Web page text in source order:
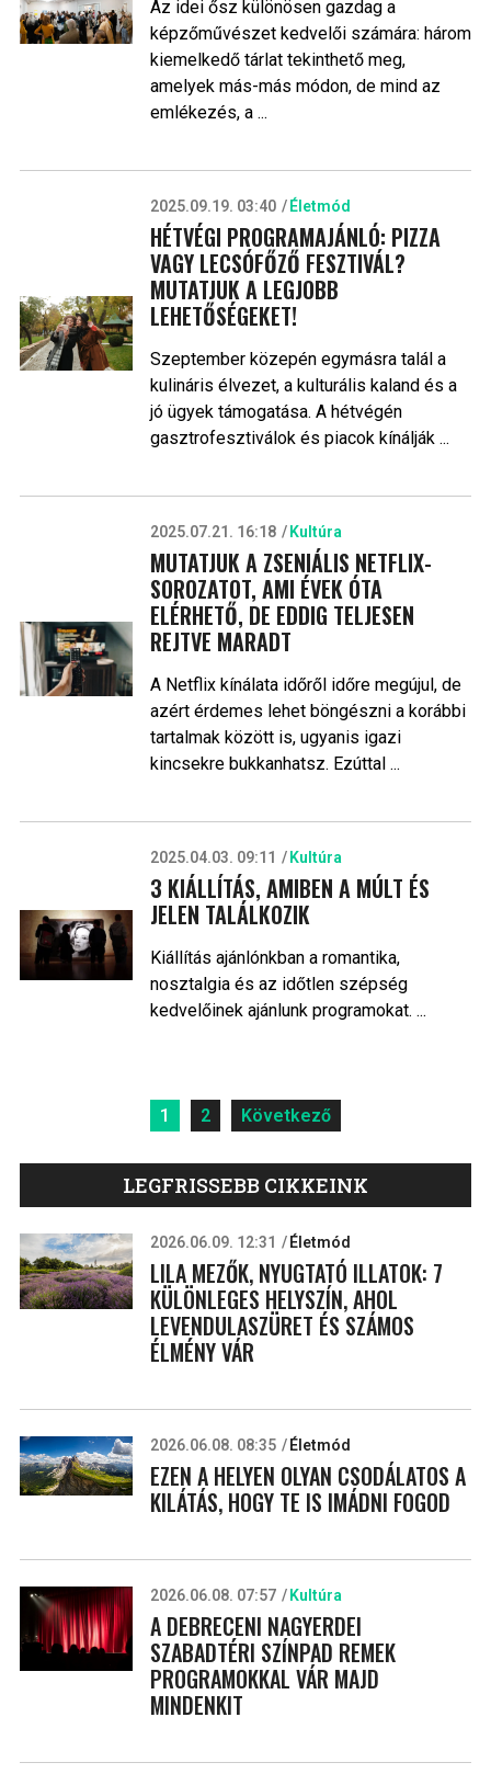
Az idei ősz különösen gazdag a
képzőművészet kedvelői számára: három
kiemelkedő tárlat tekinthető meg,
amelyek más-más módon, de mind az
emlékezés, a ...
2025.09.19. 03:40 Életmód
HÉTVÉGI PROGRAMAJÁNLÓ: PIZZA
VAGY LECSÓFŐZŐ FESZTIVÁL?
MUTATJUK A LEGJOBB
LEHETŐSÉGEKET!
Szeptember közepén egymásra talál a
kulináris élvezet, a kulturális kaland és a
jó ügyek támogatása. A hétvégén
gasztrofesztiválok és piacok kínálják ...
2025.07.21. 16:18 Kultúra
MUTATJUK A ZSENIÁLIS NETFLIX-
SOROZATOT, AMI ÉVEK ÓTA
ELÉRHETŐ, DE EDDIG TELJESEN
REJTVE MARADT
A Netflix kínálata időről időre megújul, de
azért érdemes lehet böngészni a korábbi
tartalmak között is, ugyanis igazi
kincsekre bukkanhatsz. Ezúttal ...
2025.04.03. 09:11 Kultúra
3 KIÁLLÍTÁS, AMIBEN A MÚLT ÉS
JELEN TALÁLKOZIK
Kiállítás ajánlónkban a romantika,
nosztalgia és az időtlen szépség
kedvelőinek ajánlunk programokat. ...
1 2 Következő
LEGFRISSEBB CIKKEINK
2026.06.09. 12:31 Életmód
LILA MEZŐK, NYUGTATÓ ILLATOK: 7
KÜLÖNLEGES HELYSZÍN, AHOL
LEVENDULASZÜRET ÉS SZÁMOS
ÉLMÉNY VÁR
2026.06.08. 08:35 Életmód
EZEN A HELYEN OLYAN CSODÁLATOS A
KILÁTÁS, HOGY TE IS IMÁDNI FOGOD
2026.06.08. 07:57 Kultúra
A DEBRECENI NAGYERDEI
SZABADTÉRI SZÍNPAD REMEK
PROGRAMOKKAL VÁR MAJD
MINDENKIT